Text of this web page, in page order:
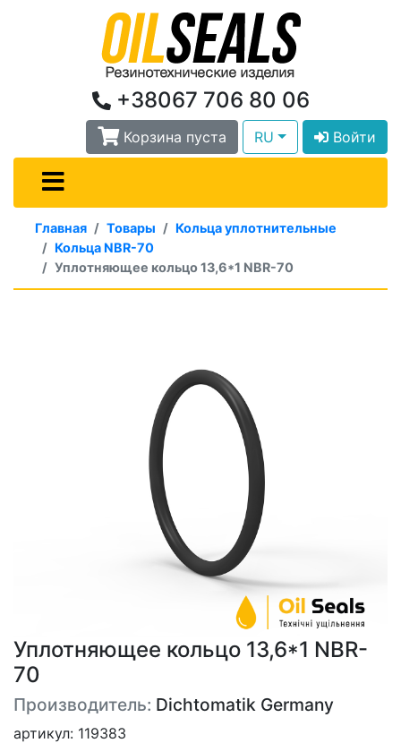
+38067 706 80 06
Корзина пуста RU Войти
Главная Товары
Кольца уплотнительные
Кольца NBR-70
Уплотняющее кольцо 13,6*1 NBR-70
Уплотняющее кольцо 13,6*1 NBR-
70
Производитель: Dichtomatik Germany
артикул: 119383